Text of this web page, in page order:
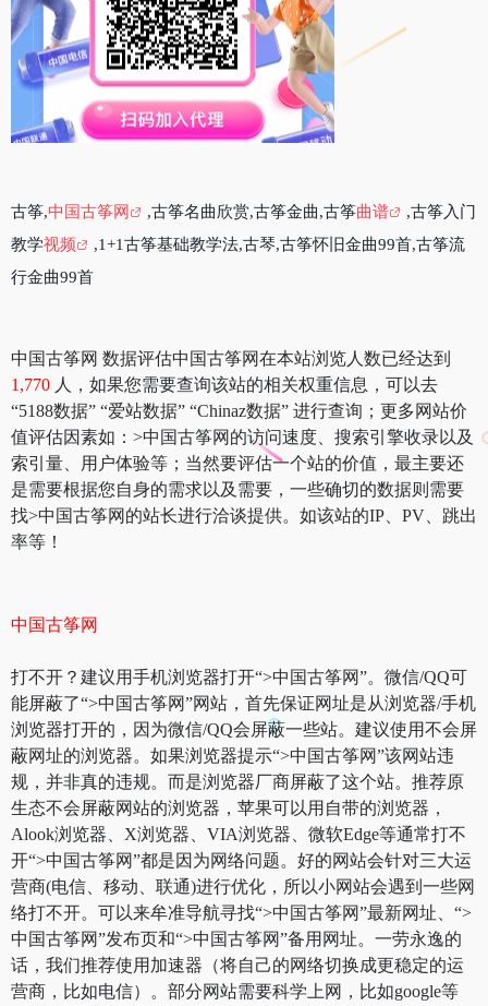
古筝,中国古筝网 ,古筝名曲欣赏,古筝金曲,古筝曲谱
,古筝入门
教学视频
,1+1古筝基础教学法,古琴,古筝怀旧金曲99首,古筝流
行金曲99首
中国古筝网 数据评估中国古筝网在本站浏览人数已经达到
1,770 人，如果您需要查询该站的相关权重信息，可以去
“5188数据” “爱站数据” “Chinaz数据” 进行查询；更多网站价
值评估因素如：>中国古筝网的访问速度、搜索引擎收录以及
索引量、用户体验等；当然要评估一个站的价值，最主要还
是需要根据您自身的需求以及需要，一些确切的数据则需要
找>中国古筝网的站长进行洽谈提供。如该站的IP、PV、跳出
率等！
中国古筝网
打不开？建议用手机浏览器打开“>中国古筝网”。微信/QQ可
能屏蔽了“>中国古筝网”网站，首先保证网址是从浏览器/手机
浏览器打开的，因为微信/QQ会屏蔽一些站。建议使用不会屏
蔽网址的浏览器。如果浏览器提示“>中国古筝网”该网站违
规，并非真的违规。而是浏览器厂商屏蔽了这个站。推荐原
生态不会屏蔽网站的浏览器，苹果可以用自带的浏览器，
Alook浏览器、X浏览器、VIA浏览器、微软Edge等通常打不
开“>中国古筝网”都是因为网络问题。好的网站会针对三大运
营商(电信、移动、联通)进行优化，所以小网站会遇到一些网
络打不开。可以来牟准导航寻找“>中国古筝网”最新网址、“>
中国古筝网”发布页和“>中国古筝网”备用网址。一劳永逸的
话，我们推荐使用加速器（将自己的网络切换成更稳定的运
营商，比如电信）。部分网站需要科学上网，比如google等